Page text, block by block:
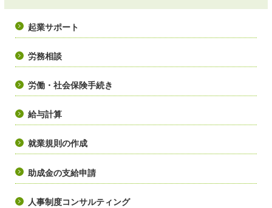
起業サポート
労務相談
労働・社会保険手続き
給与計算
就業規則の作成
助成金の支給申請
人事制度コンサルティング